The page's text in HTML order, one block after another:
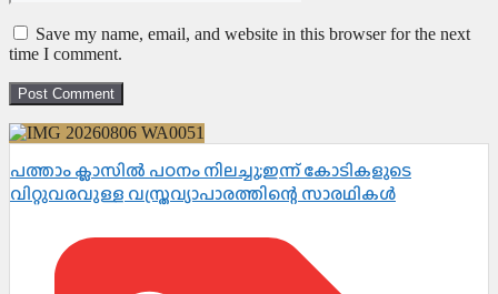
Save my name, email, and website in this browser for the next
time I comment.
പത്താം ക്ലാസിൽ പഠനം നിലച്ചു;ഇന്ന് കോടികളുടെ
വിറ്റുവരവുള്ള വസ്ത്രവ്യാപാരത്തിന്റെ സാരഥികൾ